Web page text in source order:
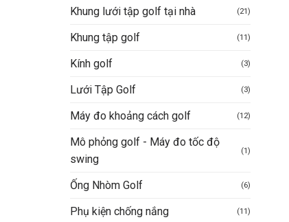
Khung lưới tập golf tại nhà (21)
Khung tập golf (11)
Kính golf (3)
Lưới Tập Golf (3)
Máy đo khoảng cách golf (12)
Mô phỏng golf - Máy đo tốc độ
swing
(1)
Ống Nhòm Golf (6)
Phụ kiện chống nắng (11)